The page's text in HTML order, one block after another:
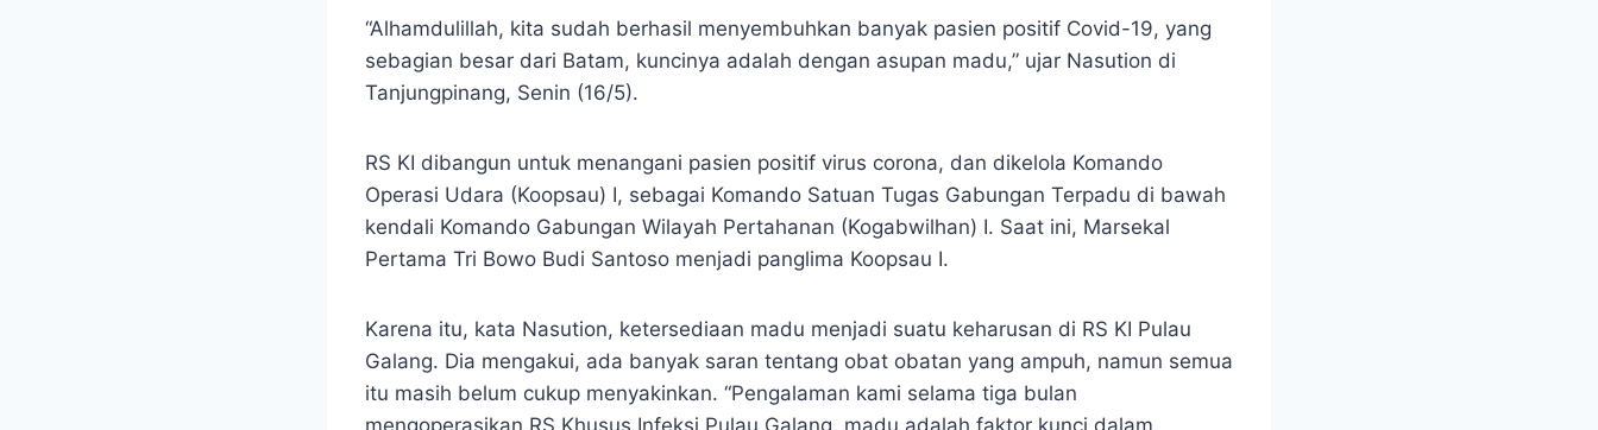
“Alhamdulillah, kita sudah berhasil menyembuhkan banyak pasien positif Covid-19, yang
sebagian besar dari Batam, kuncinya adalah dengan asupan madu,” ujar Nasution di
Tanjungpinang, Senin (16/5).
RS KI dibangun untuk menangani pasien positif virus corona, dan dikelola Komando
Operasi Udara (Koopsau) I, sebagai Komando Satuan Tugas Gabungan Terpadu di bawah
kendali Komando Gabungan Wilayah Pertahanan (Kogabwilhan) I. Saat ini, Marsekal
Pertama Tri Bowo Budi Santoso menjadi panglima Koopsau I.
Karena itu, kata Nasution, ketersediaan madu menjadi suatu keharusan di RS KI Pulau
Galang. Dia mengakui, ada banyak saran tentang obat obatan yang ampuh, namun semua
itu masih belum cukup menyakinkan. “Pengalaman kami selama tiga bulan
mengoperasikan RS Khusus Infeksi Pulau Galang, madu adalah faktor kunci dalam